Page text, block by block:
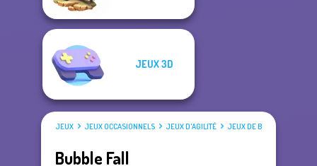
JEUX 3D
JEUX JEUX OCCASIONNELS JEUX D'AGILITÉ JEUX DE BULLES
Bubble Fall